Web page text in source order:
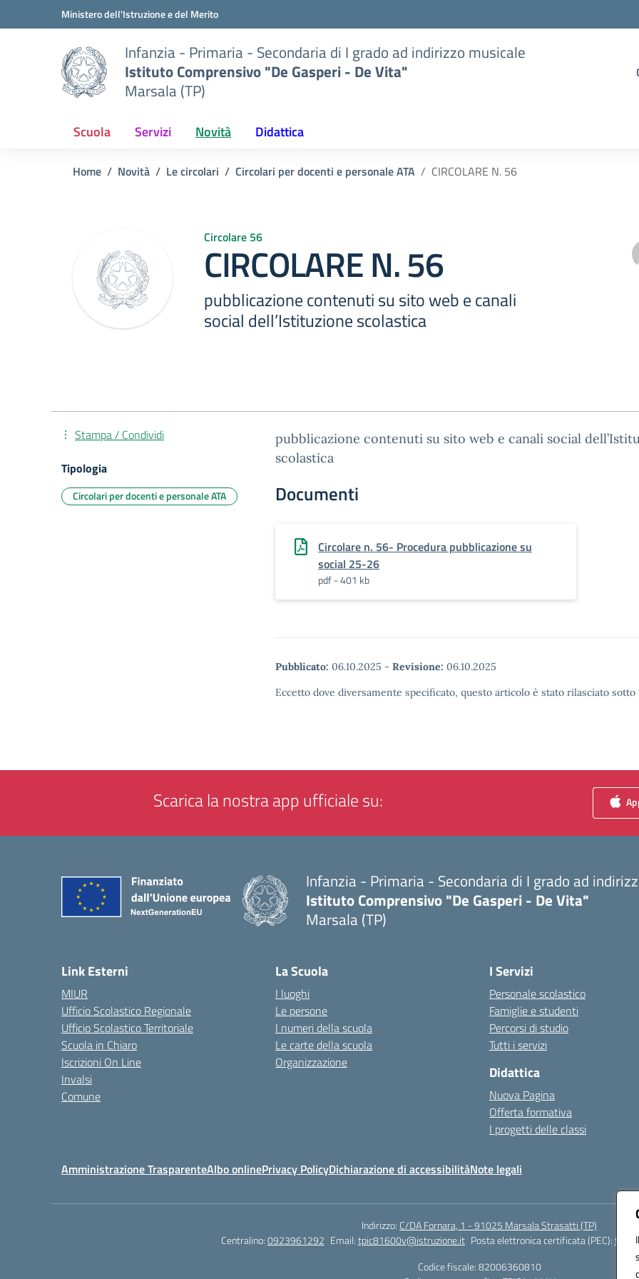
Vai ai contenuti
Vai al menu di navigazioneMinistero dell'Istruzione e del Merito
Infanzia - Primaria - Secondaria di I grado ad indirizzo musicale
Istituto Comprensivo "De Gasperi - De Vita"
Marsala (TP)
Scuola Servizi Novità Didattica
Home Novità Le circolari Circolari per docenti e personale ATA CIRCOLARE N. 56
Circolare 56
CIRCOLARE N. 56
pubblicazione contenuti su sito web e canali
social dell’Istituzione scolastica
pubblicazione contenuti su sito web e canali social
scolastica
Documenti
Circolare n. 56- Procedura pubblicazione su
social 25-26
pdf - 401 kb
Pubblicato: 06.10.2025 - Revisione: 06.10.2025
Eccetto dove diversamente specificato, questo articolo è stato rilasciato
Stampa / Condividi
Tipologia
Circolari per docenti e personale ATA
Scarica la nostra app ufficiale su:
Infanzia - Primaria - Secondaria di I grado ad
Istituto Comprensivo "De Gasperi - De Vita"
Marsala (TP)
Link Esterni
MIUR
Ufficio Scolastico Regionale
Ufficio Scolastico Territoriale
Scuola in Chiaro
Iscrizioni On Line
Invalsi
Comune
La Scuola
I luoghi
Le persone
I numeri della scuola
Le carte della scuola
Organizzazione
I Servizi
Personale scolastico
Famiglie e studenti
Percorsi di studio
Tutti i servizi
Didattica
Nuova Pagina
Offerta formativa
I progetti delle classi
Amministrazione TrasparenteAlbo onlinePrivacy PolicyDichiarazione di accessibilitàNote legali
Indirizzo: C/DA Fornara, 1 - 91025 Marsala Strasatti (TP)
Centralino:0923961292 Email:tpic81600v@istruzione.it Posta elettronica certificata (PEC):
Codice fiscale: 82006360810